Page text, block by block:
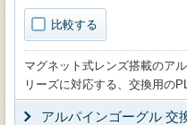
比較する
マグネット式レンズ搭載のア
リーズに対応する、交換用の
アルパインゴーグル 交